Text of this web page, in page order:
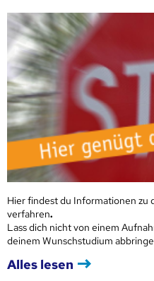
Hier findest du Informationen zu
verfahren.
Lass dich nicht von einem
deinem Wunschstudium
Alles lesen